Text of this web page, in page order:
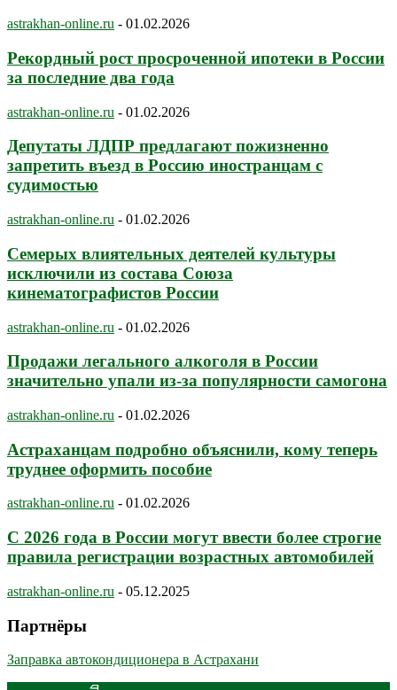
astrakhan-online.ru - 01.02.2026
Рекордный рост просроченной ипотеки в России
за последние два года
astrakhan-online.ru - 01.02.2026
Депутаты ЛДПР предлагают пожизненно
запретить въезд в Россию иностранцам с
судимостью
astrakhan-online.ru - 01.02.2026
Семерых влиятельных деятелей культуры
исключили из состава Союза
кинематографистов России
astrakhan-online.ru - 01.02.2026
Продажи легального алкоголя в России
значительно упали из-за популярности самогона
astrakhan-online.ru - 01.02.2026
Астраханцам подробно объяснили, кому теперь
труднее оформить пособие
astrakhan-online.ru - 01.02.2026
С 2026 года в России могут ввести более строгие
правила регистрации возрастных автомобилей
astrakhan-online.ru - 05.12.2025
Партнёры
Заправка автокондиционера в Астрахани